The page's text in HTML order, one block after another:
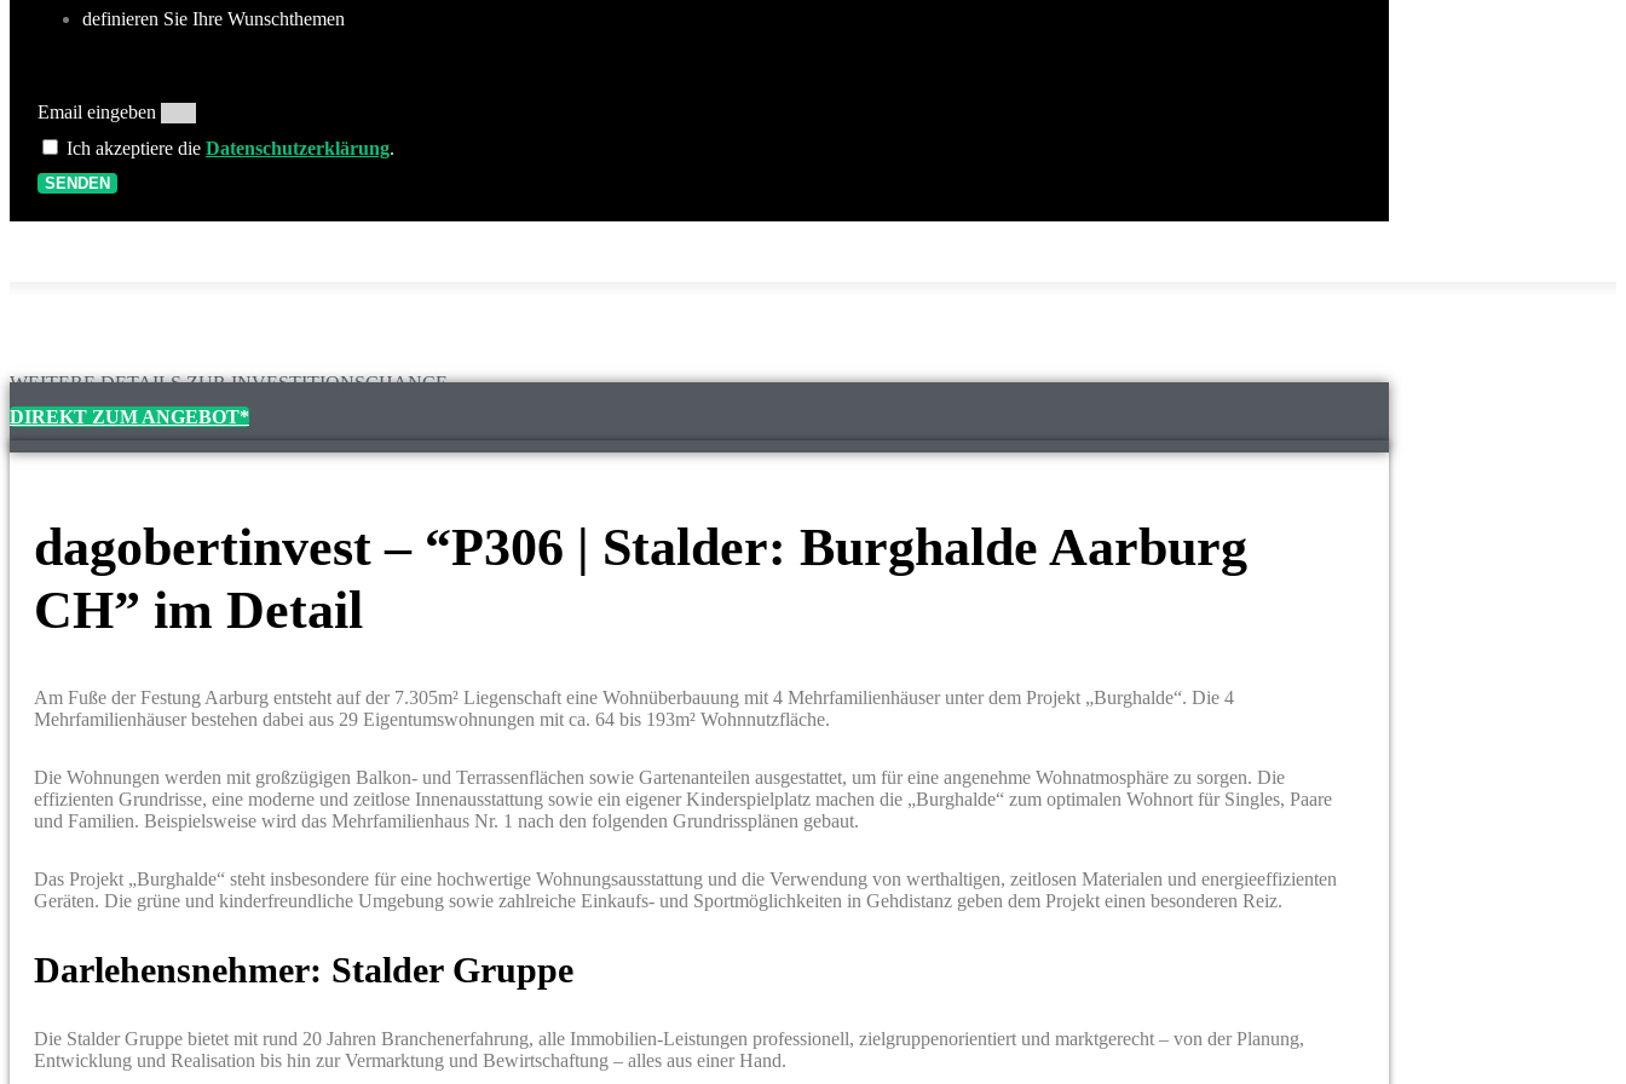
definieren Sie Ihre Wunschthemen
Email eingeben
Ich akzeptiere die Datenschutzerklärung.
SENDEN
WEITERE DETAILS ZUR INVESTITIONSCHANCE
DIREKT ZUM ANGEBOT*
dagobertinvest – “P306 | Stalder: Burghalde Aarburg
CH” im Detail
Am Fuße der Festung Aarburg entsteht auf der 7.305m² Liegenschaft eine Wohnüberbauung mit 4 Mehrfamilienhäuser unter dem Projekt „Burghalde“. Die 4
Mehrfamilienhäuser bestehen dabei aus 29 Eigentumswohnungen mit ca. 64 bis 193m² Wohnnutzfläche.
Die Wohnungen werden mit großzügigen Balkon- und Terrassenflächen sowie Gartenanteilen ausgestattet, um für eine angenehme Wohnatmosphäre zu sorgen. Die
effizienten Grundrisse, eine moderne und zeitlose Innenausstattung sowie ein eigener Kinderspielplatz machen die „Burghalde“ zum optimalen Wohnort für Singles, Paare
und Familien. Beispielsweise wird das Mehrfamilienhaus Nr. 1 nach den folgenden Grundrissplänen gebaut.
Das Projekt „Burghalde“ steht insbesondere für eine hochwertige Wohnungsausstattung und die Verwendung von werthaltigen, zeitlosen Materialen und energieeffizienten
Geräten. Die grüne und kinderfreundliche Umgebung sowie zahlreiche Einkaufs- und Sportmöglichkeiten in Gehdistanz geben dem Projekt einen besonderen Reiz.
Darlehensnehmer: Stalder Gruppe
Die Stalder Gruppe bietet mit rund 20 Jahren Branchenerfahrung, alle Immobilien-Leistungen professionell, zielgruppenorientiert und marktgerecht – von der Planung,
Entwicklung und Realisation bis hin zur Vermarktung und Bewirtschaftung – alles aus einer Hand.